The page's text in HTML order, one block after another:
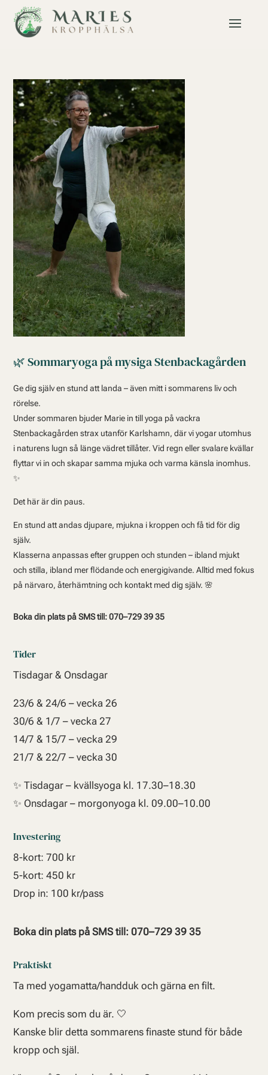
🌿 Sommaryoga på mysiga Stenbackagården
Ge dig själv en stund att landa – även mitt i sommarens liv och
rörelse.
Under sommaren bjuder Marie in till yoga på vackra
Stenbackagården strax utanför Karlshamn, där vi yogar utomhus
i naturens lugn så länge vädret tillåter. Vid regn eller svalare kvällar
flyttar vi in och skapar samma mjuka och varma känsla inomhus.
✨
Det här är din paus.
En stund att andas djupare, mjukna i kroppen och få tid för dig
själv.
Klasserna anpassas efter gruppen och stunden – ibland mjukt
och stilla, ibland mer flödande och energigivande. Alltid med fokus
på närvaro, återhämtning och kontakt med dig själv. 🌸
Boka din plats på SMS till: 070–729 39 35
Tider
Tisdagar & Onsdagar
23/6 & 24/6 – vecka 26
30/6 & 1/7 – vecka 27
14/7 & 15/7 – vecka 29
21/7 & 22/7 – vecka 30
✨ Tisdagar – kvällsyoga kl. 17.30–18.30
✨ Onsdagar – morgonyoga kl. 09.00–10.00
Investering
8-kort: 700 kr
5-kort: 450 kr
Drop in: 100 kr/pass
Boka din plats på SMS till: 070–729 39 35
Praktiskt
Ta med yogamatta/handduk och gärna en filt.
Kom precis som du är. 🤍
Kanske blir detta sommarens finaste stund för både
kropp och själ.